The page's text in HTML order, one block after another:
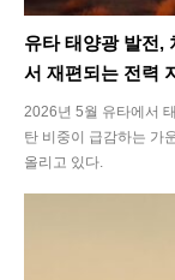
SEARCH...
Climate
Energy
유타 태양광 발전,
서 재편되는 전력
2026년 5월 유타에서
탄 비중이 급감하는 가
올리고 있다.